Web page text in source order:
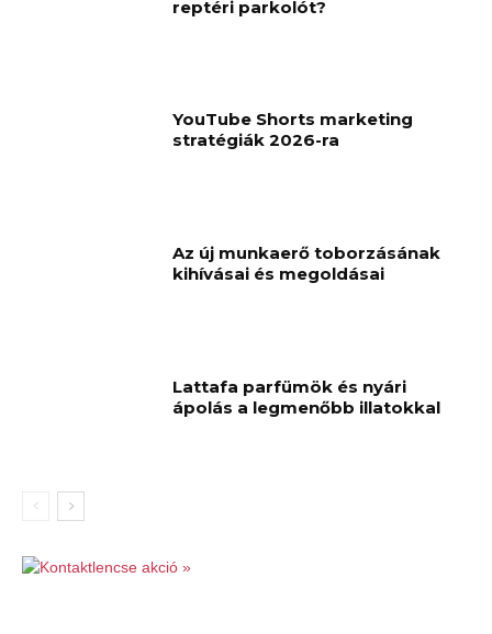
reptéri parkolót?
YouTube Shorts marketing
stratégiák 2026-ra
Az új munkaerő toborzásának
kihívásai és megoldásai
Lattafa parfümök és nyári
ápolás a legmenőbb illatokkal